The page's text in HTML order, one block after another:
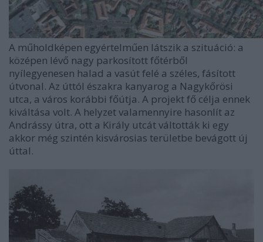
A műholdképen egyértelműen látszik a szituáció: a
középen lévő nagy parkosított főtérből
nyílegyenesen halad a vasút felé a széles, fásított
útvonal. Az úttól északra kanyarog a Nagykőrösi
utca, a város korábbi főútja. A projekt fő célja ennek
kiváltása volt. A helyzet valamennyire hasonlít az
Andrássy útra, ott a Király utcát váltották ki egy
akkor még szintén kisvárosias területbe bevágott új
úttal.